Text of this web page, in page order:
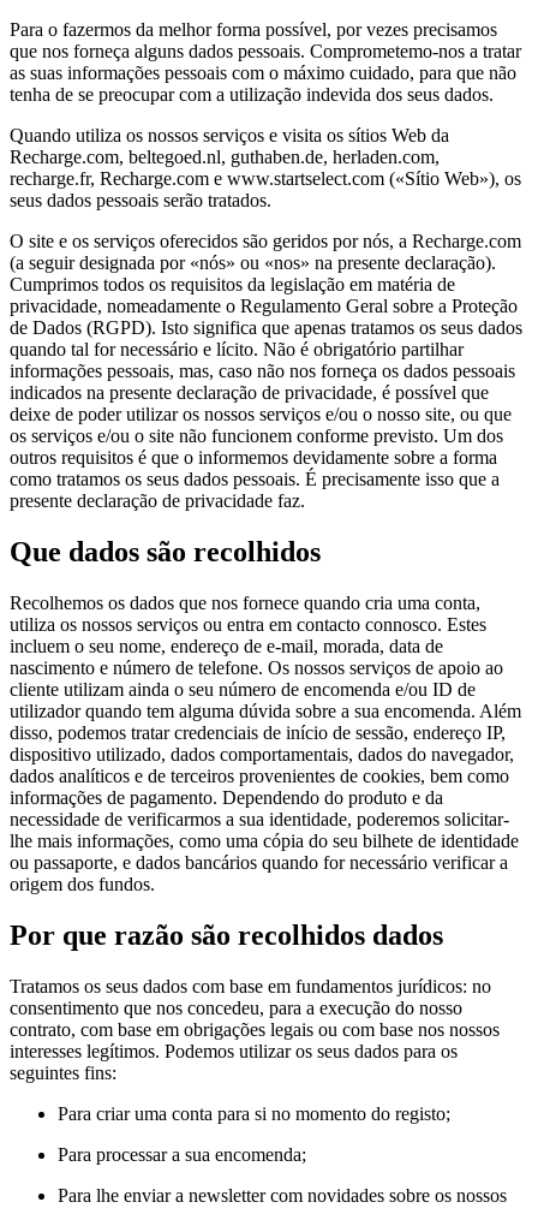
Para o fazermos da melhor forma possível, por vezes precisamos
que nos forneça alguns dados pessoais. Comprometemo-nos a tratar
as suas informações pessoais com o máximo cuidado, para que não
tenha de se preocupar com a utilização indevida dos seus dados.
Quando utiliza os nossos serviços e visita os sítios Web da
Recharge.com, beltegoed.nl, guthaben.de, herladen.com,
recharge.fr, Recharge.com e www.startselect.com («Sítio Web»), os
seus dados pessoais serão tratados.
O site e os serviços oferecidos são geridos por nós, a Recharge.com
(a seguir designada por «nós» ou «nos» na presente declaração).
Cumprimos todos os requisitos da legislação em matéria de
privacidade, nomeadamente o Regulamento Geral sobre a Proteção
de Dados (RGPD). Isto significa que apenas tratamos os seus dados
quando tal for necessário e lícito. Não é obrigatório partilhar
informações pessoais, mas, caso não nos forneça os dados pessoais
indicados na presente declaração de privacidade, é possível que
deixe de poder utilizar os nossos serviços e/ou o nosso site, ou que
os serviços e/ou o site não funcionem conforme previsto. Um dos
outros requisitos é que o informemos devidamente sobre a forma
como tratamos os seus dados pessoais. É precisamente isso que a
presente declaração de privacidade faz.
Que dados são recolhidos
Recolhemos os dados que nos fornece quando cria uma conta,
utiliza os nossos serviços ou entra em contacto connosco. Estes
incluem o seu nome, endereço de e-mail, morada, data de
nascimento e número de telefone. Os nossos serviços de apoio ao
cliente utilizam ainda o seu número de encomenda e/ou ID de
utilizador quando tem alguma dúvida sobre a sua encomenda. Além
disso, podemos tratar credenciais de início de sessão, endereço IP,
dispositivo utilizado, dados comportamentais, dados do navegador,
dados analíticos e de terceiros provenientes de cookies, bem como
informações de pagamento. Dependendo do produto e da
necessidade de verificarmos a sua identidade, poderemos solicitar-
lhe mais informações, como uma cópia do seu bilhete de identidade
ou passaporte, e dados bancários quando for necessário verificar a
origem dos fundos.
Por que razão são recolhidos dados
Tratamos os seus dados com base em fundamentos jurídicos: no
consentimento que nos concedeu, para a execução do nosso
contrato, com base em obrigações legais ou com base nos nossos
interesses legítimos. Podemos utilizar os seus dados para os
seguintes fins:
Para criar uma conta para si no momento do registo;
Para processar a sua encomenda;
Para lhe enviar a newsletter com novidades sobre os nossos